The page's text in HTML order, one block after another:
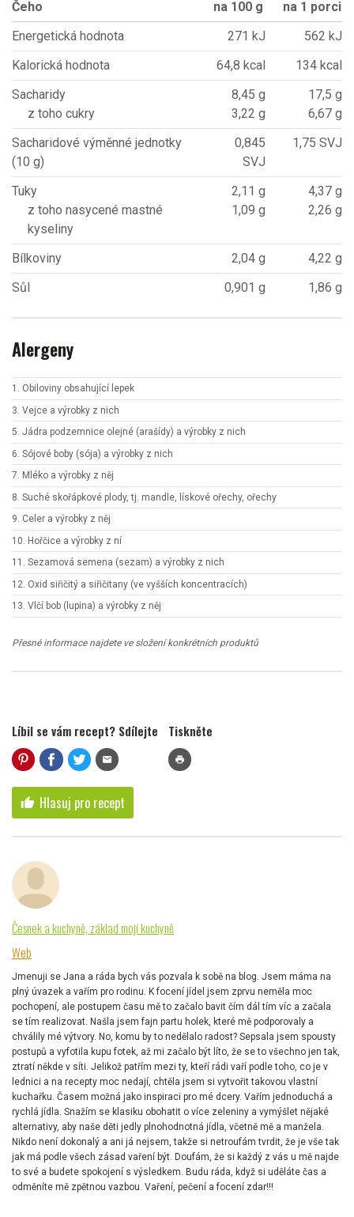
Čeho na 100 g
na 1 porci
Energetická hodnota
271 kJ
562 kJ
Kalorická hodnota
64,8 kcal
134 kcal
Sacharidy
z toho cukry
8,45 g
3,22 g
17,5 g
6,67 g
Sacharidové výměnné jednotky
(10 g)
0,845
SVJ
1,75 SVJ
Tuky
z toho nasycené mastné
kyseliny
2,11 g
1,09 g
4,37 g
2,26 g
Bílkoviny 2,04 g
4,22 g
Sůl
0,901 g 1,86 g
Alergeny
1. Obiloviny obsahující lepek
3. Vejce a výrobky z nich
5. Jádra podzemnice olejné (arašídy) a výrobky z nich
6. Sójové boby (sója) a výrobky z nich
7. Mléko a výrobky z něj
8. Suché skořápkové plody, tj. mandle, lískové ořechy, ořechy
9. Celer a výrobky z něj
10. Hořčice a výrobky z ní
11. Sezamová semena (sezam) a výrobky z nich
12. Oxid siřičitý a siřičitany (ve vyšších koncentracích)
13. Vlčí bob (lupina) a výrobky z něj
Přesné informace najdete ve složení konkrétních produktů
Líbil se vám recept? Sdílejte
mail
Tiskněte
print
thumb_up Hlasuj pro recept
Česnek a kuchyně, základ mojí kuchyně
Web
Jmenuji se Jana a ráda bych vás pozvala k sobě na blog. Jsem máma na
plný úvazek a vařím pro rodinu. K focení jídel jsem zprvu neměla moc
pochopení, ale postupem času mě to začalo bavit čím dál tím víc a začala
se tím realizovat. Našla jsem fajn partu holek, které mě podporovaly a
chválily mé výtvory. No, komu by to nedělalo radost? Sepsala jsem spousty
postupů a vyfotila kupu fotek, až mi začalo být líto, že se to všechno jen tak,
ztratí někde v síti. Jelikož patřím mezi ty, kteří rádi vaří podle toho, co je v
lednici a na recepty moc nedají, chtěla jsem si vytvořit takovou vlastní
kuchařku. Časem možná jako inspiraci pro mé dcery. Vařím jednoduchá a
rychlá jídla. Snažím se klasiku obohatit o více zeleniny a vymýšlet nějaké
alternativy, aby naše děti jedly plnohodnotná jídla, včetně mě a manžela.
Nikdo není dokonalý a ani já nejsem, takže si netroufám tvrdit, že je vše tak
jak má podle všech zásad vaření být. Doufám, že si každý z vás u mě najde
to své a budete spokojení s výsledkem. Budu ráda, když si uděláte čas a
odměníte mě zpětnou vazbou. Vaření, pečení a focení zdar!!!